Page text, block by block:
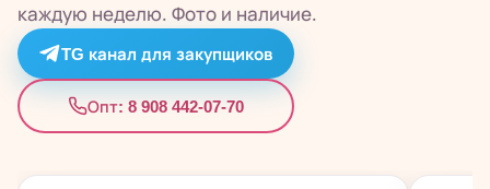
каждую неделю. Фото и наличие.
TG канал для закупщиков
Опт: 8 908 442-07-70